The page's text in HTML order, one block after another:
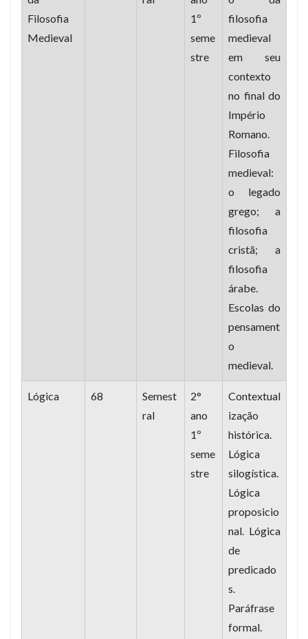
Filosofia
Medieval
1º
seme
stre
filosofia
medieval
em seu
contexto
no final do
Império
Romano.
Filosofia
medieval:
o legado
grego; a
filosofia
cristã; a
filosofia
árabe.
Escolas do
pensament
o
medieval.
Lógica 68
Semest
ral
2°
ano
1º
seme
stre
Contextual
ização
histórica.
Lógica
silogística.
Lógica
proposicio
nal. Lógica
de
predicado
s.
Paráfrase
formal.